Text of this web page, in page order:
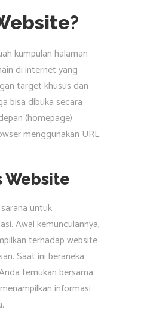
kumpulan halaman
di internet yang
target khusus dan
bisa dibuka secara
(homepage)
menggunakan URL
Website
untuk
Awal kemunculannya,
terhadap website
Saat ini beraneka
temukan bersama
informasi